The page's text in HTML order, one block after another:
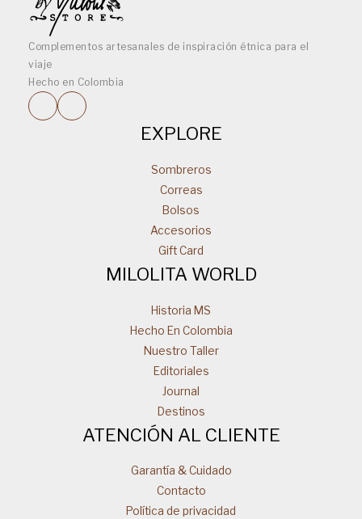
Complementos artesanales de inspiración étnica para el
viaje
Hecho en Colombia
EXPLORE
Sombreros
Correas
Bolsos
Accesorios
Gift Card
MILOLITA WORLD
Historia MS
Hecho En Colombia
Nuestro Taller
Editoriales
Journal
Destinos
ATENCIÓN AL CLIENTE
Garantía & Cuidado
Contacto
Política de privacidad